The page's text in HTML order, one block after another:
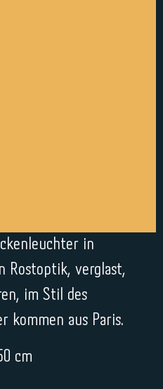
in
Rostoptik, verglast,
im Stil des
kommen aus Paris.
cm